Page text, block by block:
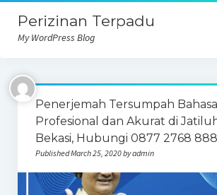
Perizinan Terpadu
My WordPress Blog
Penerjemah Tersumpah
Profesional dan Akurat di
Bekasi, Hubungi 0877 2768
Published March 25, 2020 by admin